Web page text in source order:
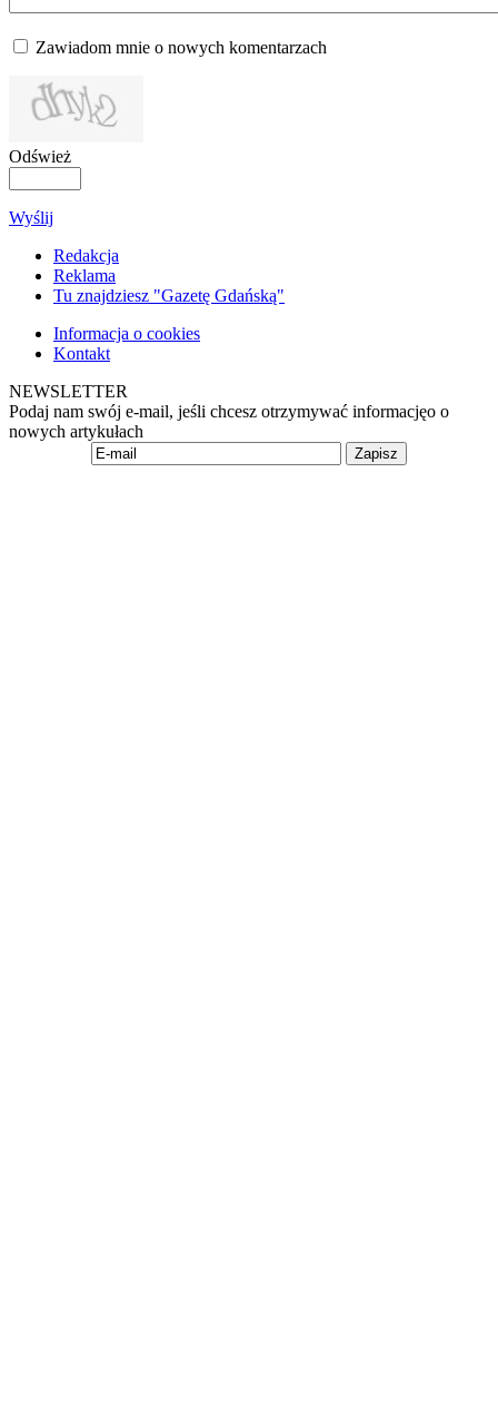
Zawiadom mnie o nowych komentarzach
Odśwież
Wyślij
Redakcja
Reklama
Tu znajdziesz "Gazetę Gdańską"
Informacja o cookies
Kontakt
NEWSLETTER
Podaj nam swój e-mail, jeśli chcesz otrzymywać informacjęo o
nowych artykułach
Zapisz